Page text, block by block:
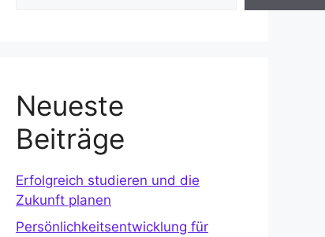
Neueste
Beiträge
Erfolgreich studieren und die
Zukunft planen
Persönlichkeitsentwicklung für